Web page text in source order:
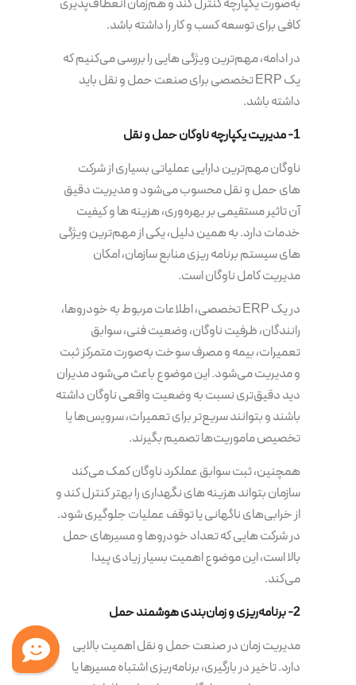
به‌صورت یکپارچه کنترل کند و هم‌زمان انعطاف‌پذیری
کافی برای توسعه کسب و کار را داشته باشد.
در ادامه، مهم‌ترین ویژگی هایی را بررسی می‌کنیم که
یک ERP تخصصی برای صنعت حمل و نقل باید
داشته باشد.
1- مدیریت یکپارچه ناوگان حمل و نقل
ناوگان مهم‌ترین دارایی عملیاتی بسیاری از شرکت
های حمل و نقل محسوب می‌شود و مدیریت دقیق
آن تاثیر مستقیمی بر بهره‌وری، هزینه ها و کیفیت
خدمات دارد. به همین دلیل، یکی از مهم‌ترین ویژگی
های سیستم برنامه‌ ریزی منابع سازمان، امکان
مدیریت کامل ناوگان است.
در یک ERP تخصصی، اطلاعات مربوط به خودروها،
رانندگان، ظرفیت ناوگان، وضعیت فنی، سوابق
تعمیرات، بیمه و مصرف سوخت به‌صورت متمرکز ثبت
و مدیریت می‌شود. این موضوع باعث می‌شود مدیران
دید دقیق‌تری نسبت به وضعیت واقعی ناوگان داشته
باشند و بتوانند سریع‌تر برای تعمیرات، سرویس‌ها یا
تخصیص ماموریت‌ها تصمیم بگیرند.
همچنین، ثبت سوابق عملکرد ناوگان کمک می‌کند
سازمان بتواند هزینه های نگهداری را بهتر کنترل کند و
از خرابی‌های ناگهانی یا توقف عملیات جلوگیری شود.
در شرکت هایی که تعداد خودروها و مسیرهای حمل
بالا است، این موضوع اهمیت بسیار زیادی پیدا
می‌کند.
2- برنامه‌ریزی و زمان‌بندی هوشمند حمل
مدیریت زمان در صنعت حمل و نقل اهمیت بالایی
دارد. تاخیر در بارگیری، برنامه‌ریزی اشتباه مسیرها یا